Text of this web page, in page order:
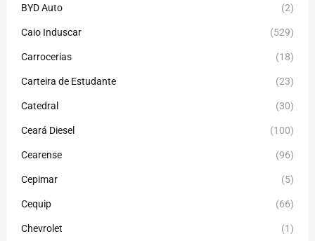
BYD Auto (2)
Caio Induscar (529)
Carrocerias (18)
Carteira de Estudante (23)
Catedral (30)
Ceará Diesel (100)
Cearense (96)
Cepimar (5)
Cequip (66)
Chevrolet (1)